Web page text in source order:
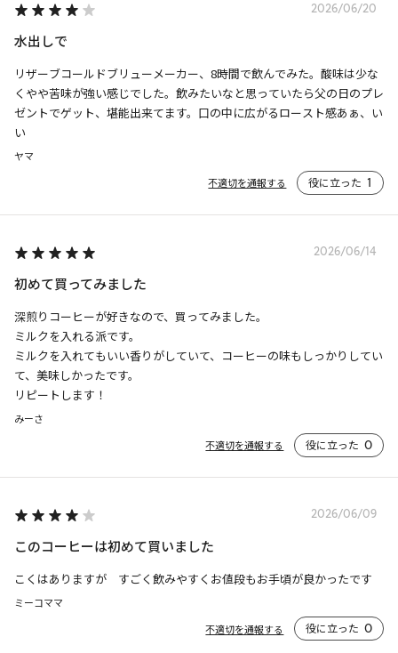
2026/06/20
水出しで
リザーブコールドブリューメーカー、8時間で飲んでみた。酸味は少な
くやや苦味が強い感じでした。飲みたいなと思っていたら父の日のプレ
ゼントでゲット、堪能出来てます。口の中に広がるロースト感あぁ、い
い
ヤマ
不適切を通報する
役に立った 1
2026/06/14
初めて買ってみました
深煎りコーヒーが好きなので、買ってみました。
ミルクを入れる派です。
ミルクを入れてもいい香りがしていて、コーヒーの味もしっかりしてい
て、美味しかったです。
リピートします！
みーさ
不適切を通報する
役に立った 0
2026/06/09
このコーヒーは初めて買いました
こくはありますが　すごく飲みやすくお値段もお手頃が良かったです
ミーコママ
不適切を通報する
役に立った 0